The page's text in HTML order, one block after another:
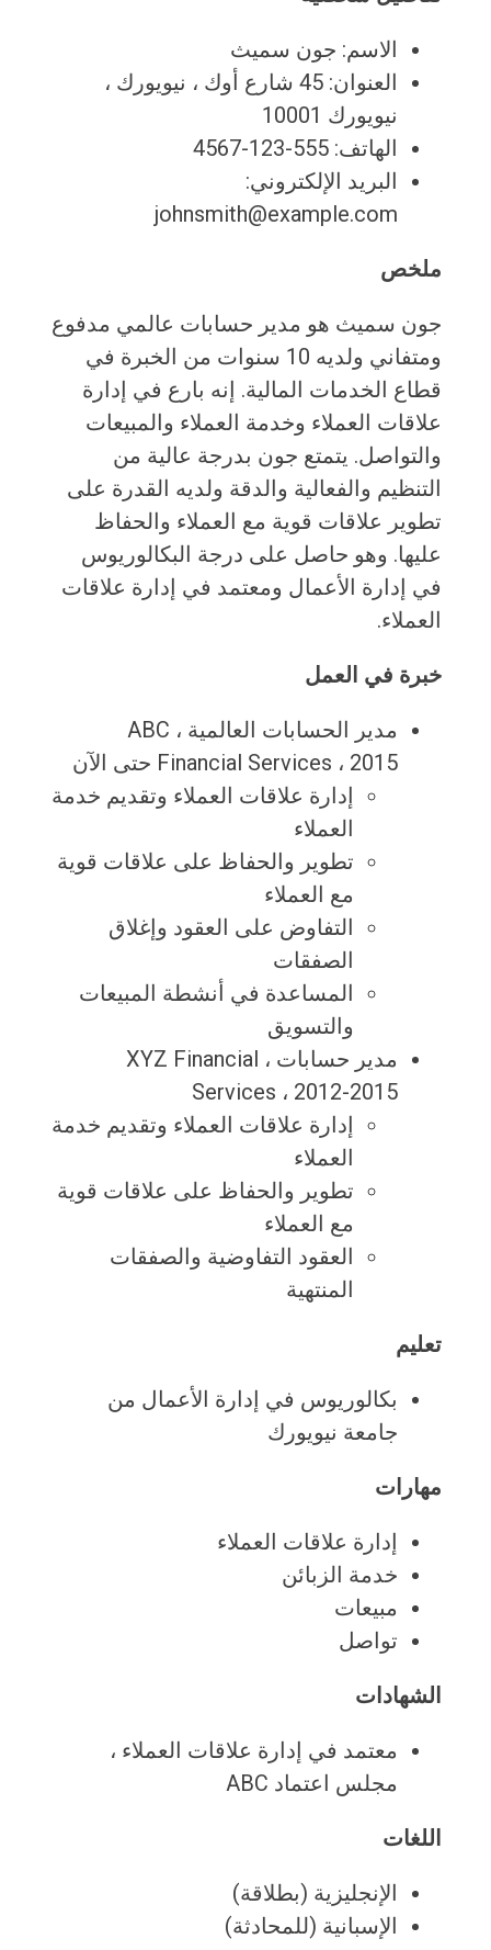
الاسم: جون سميث
العنوان: 45 شارع أوك ، نيويورك ،
نيويورك 10001
الهاتف: 555-123-4567
البريد الإلكتروني:
johnsmith@example.com
ملخص
جون سميث هو مدير حسابات عالمي مدفوع
ومتفاني ولديه 10 سنوات من الخبرة في
قطاع الخدمات المالية. إنه بارع في إدارة
علاقات العملاء وخدمة العملاء والمبيعات
والتواصل. يتمتع جون بدرجة عالية من
التنظيم والفعالية والدقة ولديه القدرة على
تطوير علاقات قوية مع العملاء والحفاظ
عليها. وهو حاصل على درجة البكالوريوس
في إدارة الأعمال ومعتمد في إدارة علاقات
العملاء.
خبرة في العمل
مدير الحسابات العالمية ، ABC
Financial Services ، 2015 حتى الآن
إدارة علاقات العملاء وتقديم خدمة
العملاء
تطوير والحفاظ على علاقات قوية
مع العملاء
التفاوض على العقود وإغلاق
الصفقات
المساعدة في أنشطة المبيعات
والتسويق
مدير حسابات ، XYZ Financial
Services ، 2012-2015
إدارة علاقات العملاء وتقديم خدمة
العملاء
تطوير والحفاظ على علاقات قوية
مع العملاء
العقود التفاوضية والصفقات
المنتهية
تعليم
بكالوريوس في إدارة الأعمال من
جامعة نيويورك
مهارات
إدارة علاقات العملاء
خدمة الزبائن
مبيعات
تواصل
الشهادات
معتمد في إدارة علاقات العملاء ،
مجلس اعتماد ABC
اللغات
الإنجليزية (بطلاقة)
الإسبانية (للمحادثة)